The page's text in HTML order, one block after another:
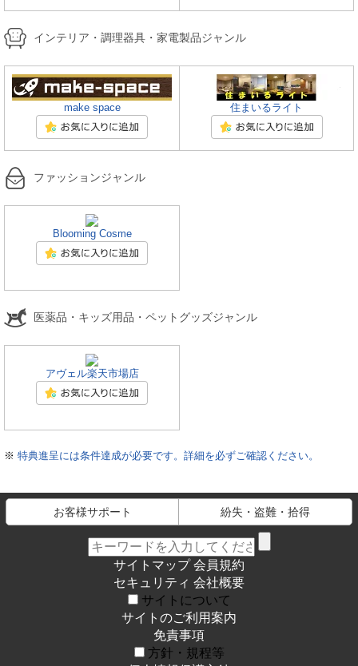
インテリア・調理器具・家電製品ジャンル
make space 住まいるライト
ファッションジャンル
Blooming Cosme
医薬品・キッズ用品・ペットグッズジャンル
アヴェル楽天市場店
※ 特典進呈には条件達成が必要です。詳細を必ずご確認ください。
お客様サポート 紛失・盗難・拾得
サイトマップ 会員規約
セキュリティ 会社概要
サイトについて
サイトのご利用案内
免責事項
方針・規程等